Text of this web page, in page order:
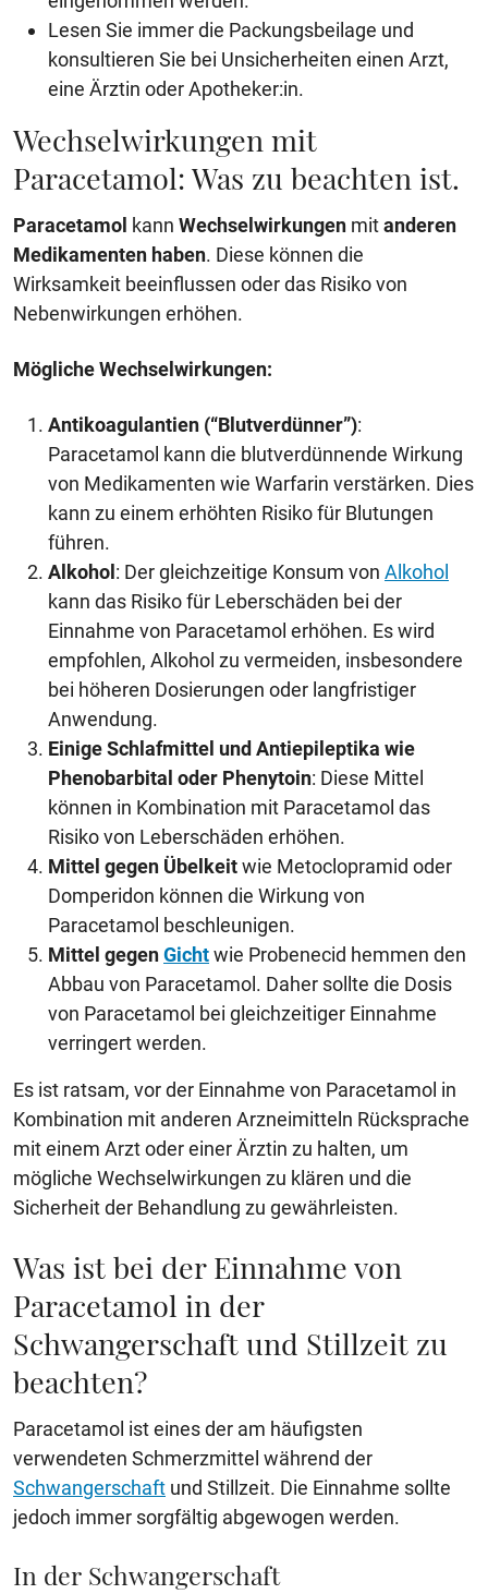
Lesen Sie immer die Packungsbeilage und
konsultieren Sie bei Unsicherheiten einen Arzt,
eine Ärztin oder Apotheker:in.
Wechselwirkungen mit
Paracetamol: Was zu beachten ist.
Paracetamol kann Wechselwirkungen mitanderen
Medikamenten haben. Diese können die
Wirksamkeit beeinflussen oder das Risiko von
Nebenwirkungen erhöhen.
Mögliche Wechselwirkungen:
Antikoagulantien (“Blutverdünner”):
Paracetamol kann die blutverdünnende Wirkung
von Medikamenten wie Warfarin verstärken. Dies
kann zu einem erhöhten Risiko für Blutungen
führen.
Alkohol : Der gleichzeitige Konsum von Alkohol
kann das Risiko für Leberschäden bei der
Einnahme von Paracetamol erhöhen. Es wird
empfohlen, Alkohol zu vermeiden, insbesondere
bei höheren Dosierungen oder langfristiger
Anwendung.
Einige Schlafmittel und Antiepileptika wie
Phenobarbital oder Phenytoin: Diese Mittel
können in Kombination mit Paracetamol das
Risiko von Leberschäden erhöhen.
Mittel gegen Übelkeitwie Metoclopramid oder
Domperidon können die Wirkung von
Paracetamol beschleunigen.
Mittel gegenGichtwie Probenecid hemmen den
Abbau von Paracetamol. Daher sollte die Dosis
von Paracetamol bei gleichzeitiger Einnahme
verringert werden.
Es ist ratsam, vor der Einnahme von Paracetamol in
Kombination mit anderen Arzneimitteln Rücksprache
mit einem Arzt oder einer Ärztin zu halten, um
mögliche Wechselwirkungen zu klären und die
Sicherheit der Behandlung zu gewährleisten.
Was ist bei der Einnahme von
Paracetamol in der
Schwangerschaft und Stillzeit zu
beachten?
Paracetamol ist eines der am häufigsten
verwendeten Schmerzmittel während der
Schwangerschaft und Stillzeit. Die Einnahme sollte
jedoch immer sorgfältig abgewogen werden.
In der Schwangerschaft